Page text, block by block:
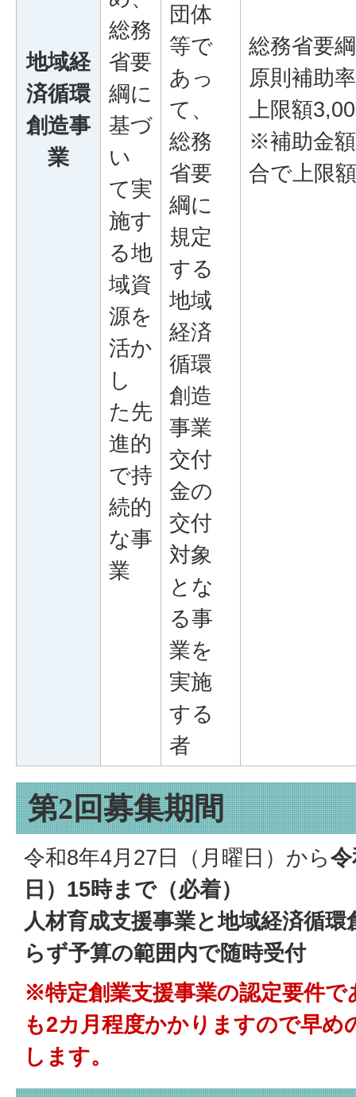
地域経
済循環
創造事
業
総務
省要
綱に
基づ
い
て実
施す
る地
域資
源を
活か
し
た先
進的
で持
続的
な事
業
団体
等で
あっ
て、
総務
省要
綱に
規定
する
地域
経済
循環
創造
事業
交付
金の
交付
対象
とな
る事
業を
実施
する
者
総務省要
原則補助
上限額
※補助金
合で上限
第2回募集期間
令和8年4月27日（月曜日）から
日）15時まで（必着）
人材育成支援事業と地域経済循
らず予算の範囲内で随時受付
※特定創業支援事業の認定要件で
も2カ月程度かかりますので早め
します。